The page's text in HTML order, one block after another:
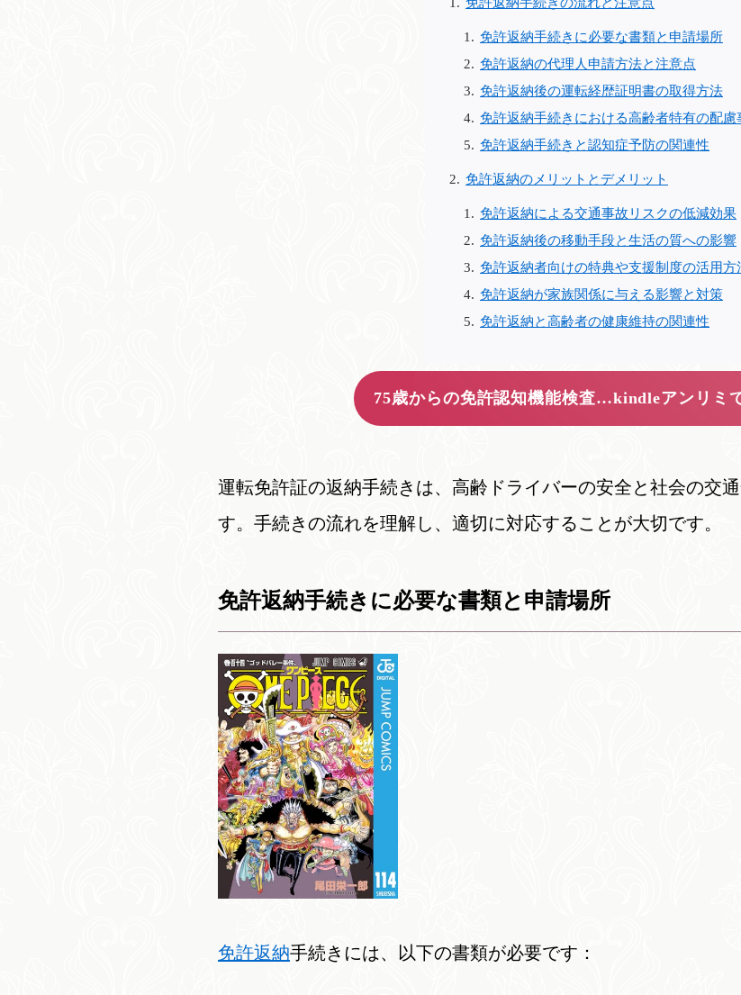
免許返納手続きに必要な書類と申請場所
免許返納の代理人申請方法と注意点
免許返納後の運転経歴証明書の取得方法
免許返納手続きにおける高齢者特有の配慮
免許返納手続きと認知症予防の関連性
免許返納のメリットとデメリット
免許返納による交通事故リスクの低減効果
免許返納後の移動手段と生活の質への影響
免許返納者向けの特典や支援制度の活用方
免許返納が家族関係に与える影響と対策
免許返納と高齢者の健康維持の関連性
75歳からの免許認知機能検査…kindleアンリミ
運転免許証の返納手続きは、高齢ドライバーの安全と社会の交
す。手続きの流れを理解し、適切に対応することが大切です。
免許返納手続きに必要な書類と申請場所
免許返納手続きには、以下の書類が必要です：